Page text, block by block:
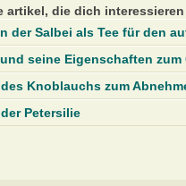
artikel, die dich
der Salbei als Tee für den
seine Eigenschaften zum
Knoblauchs zum
Petersilie